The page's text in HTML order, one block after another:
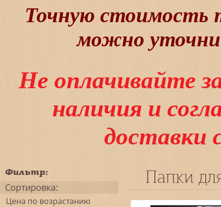
Точную стоимость
можно
Не оплачивайте
наличия и
доставки
Фильтр:
Сортировка:
Цена по возрастанию
Папки